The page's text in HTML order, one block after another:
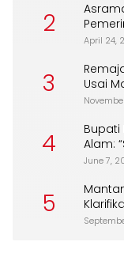
2
DPA
April 24,
3
4
Bupati
Alam:
June 7,
5